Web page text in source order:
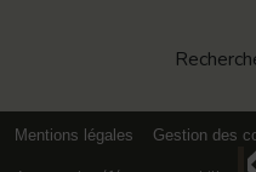
Mentions légales Gestion des